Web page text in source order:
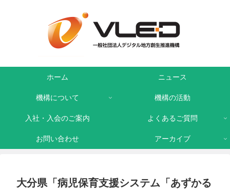
ホーム ニュース
機構について 機構の活動
入社・入会のご案内 よくあるご質問
お問い合わせ アーカイブ
大分県「病児保育支援システム「あずかる